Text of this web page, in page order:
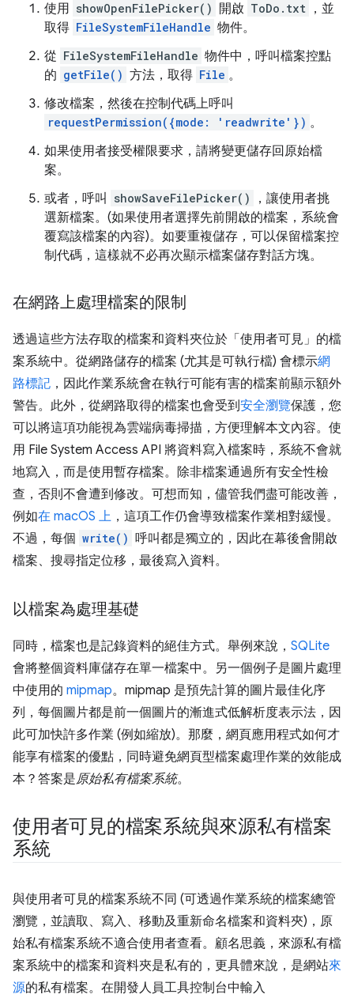
使用 showOpenFilePicker() 開啟 ToDo.txt ，並
取得 FileSystemFileHandle 物件。
從 FileSystemFileHandle 物件中，呼叫檔案控點
的 getFile() 方法，取得 File 。
修改檔案，然後在控制代碼上呼叫
requestPermission({mode: 'readwrite'}) 。
如果使用者接受權限要求，請將變更儲存回原始檔
案。
或者，呼叫
showSaveFilePicker()
，讓使用者挑
選新檔案。(如果使用者選擇先前開啟的檔案，系統會
覆寫該檔案的內容)。如要重複儲存，可以保留檔案控
制代碼，這樣就不必再次顯示檔案儲存對話方塊。
在網路上處理檔案的限制
透過這些方法存取的檔案和資料夾位於「使用者可見」 的檔
案系統中。從網路儲存的檔案 (尤其是可執行檔) 會標示網
路標記 ，因此作業系統會在執行可能有害的檔案前顯示額外
警告。此外，從網路取得的檔案也會受到安全瀏覽保護，您
可以將這項功能視為雲端病毒掃描，方便理解本文內容。使
用 File System Access API 將資料寫入檔案時，系統不會就
地寫入，而是使用暫存檔案。除非檔案通過所有安全性檢
查，否則不會遭到修改。可想而知，儘管我們盡可能改善，
例如在 macOS 上 ，這項工作仍會導致檔案作業相對緩慢。
不過，每個 write() 呼叫都是獨立的，因此在幕後會開啟
檔案、搜尋指定位移，最後寫入資料。
以檔案為處理基礎
同時，檔案也是記錄資料的絕佳方式。舉例來說， SQLite
會將整個資料庫儲存在單一檔案中。另一個例子是圖片處理
中使用的 mipmap。mipmap 是預先計算的圖片最佳化序
列，每個圖片都是前一個圖片的漸進式低解析度表示法，因
此可加快許多作業 (例如縮放)。那麼，網頁應用程式如何才
能享有檔案的優點，同時避免網頁型檔案處理作業的效能成
本？答案是原始私有檔案系統。
使用者可見的檔案系統與來源私有檔案
系統
與使用者可見的檔案系統不同 (可透過作業系統的檔案總管
瀏覽，並讀取、寫入、移動及重新命名檔案和資料夾)，原
始私有檔案系統不適合使用者查看。顧名思義，來源私有檔
案系統中的檔案和資料夾是私有的，更具體來說，是網站來
源的私有檔案。在開發人員工具控制台中輸入